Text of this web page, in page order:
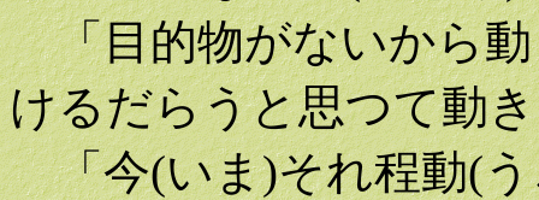
「目的物がないから動
けるだらうと思つて動
「今(いま)それ程動(う